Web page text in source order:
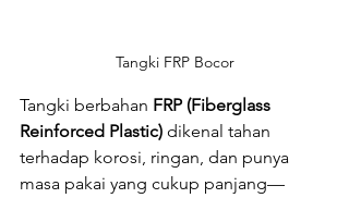
Tangki FRP Bocor
Tangki berbahan FRP (Fiberglass
Reinforced Plastic) dikenal tahan
terhadap korosi, ringan, dan punya
masa pakai yang cukup panjang—